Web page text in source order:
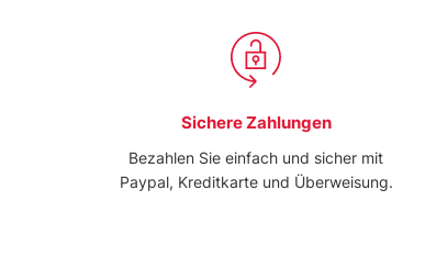
Sichere Zahlungen
Bezahlen Sie einfach und sicher mit
Paypal, Kreditkarte und Überweisung.